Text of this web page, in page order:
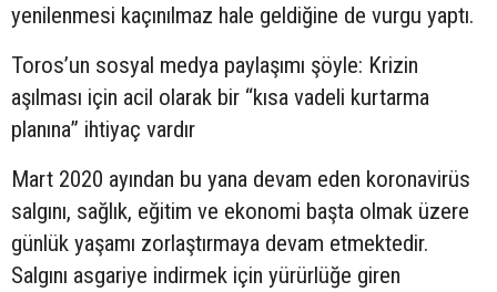
yenilenmesi kaçınılmaz hale geldiğine de vurgu yaptı.
Toros’un sosyal medya paylaşımı şöyle: Krizin
aşılması için acil olarak bir “kısa vadeli kurtarma
planına” ihtiyaç vardır
Mart 2020 ayından bu yana devam eden koronavirüs
salgını, sağlık, eğitim ve ekonomi başta olmak üzere
günlük yaşamı zorlaştırmaya devam etmektedir.
Salgını asgariye indirmek için yürürlüğe giren